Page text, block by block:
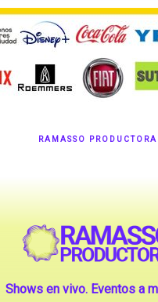
RAMASSO PRODUCTORA